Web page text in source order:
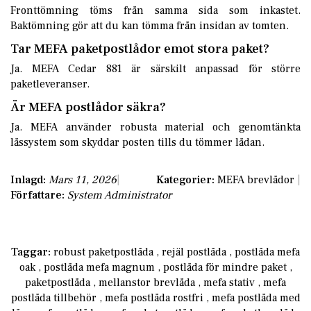
Fronttömning töms från samma sida som inkastet.
Baktömning gör att du kan tömma från insidan av tomten.
Tar MEFA paketpostlådor emot stora paket?
Ja. MEFA Cedar 881 är särskilt anpassad för större
paketleveranser.
Är MEFA postlådor säkra?
Ja. MEFA använder robusta material och genomtänkta
låssystem som skyddar posten tills du tömmer lådan.
Inlagd: Mars 11, 2026 Kategorier: MEFA brevlådor
Författare: System Administrator
Taggar: robust paketpostlåda, rejäl postlåda, postlåda mefa
oak, postlåda mefa magnum, postlåda för mindre paket,
paketpostlåda, mellanstor brevlåda, mefa stativ , mefa
postlåda tillbehör, mefa postlåda rostfri, mefa postlåda med